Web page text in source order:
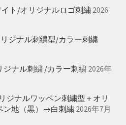
イト/オリジナルロゴ刺繍 2026
ジナル刺繍型/カラー刺繍
ナル刺繍 /カラー刺繍 2026年
ジナルワッペン刺繍型＋オリ
ン地（黒）→白刺繍 2026年7月